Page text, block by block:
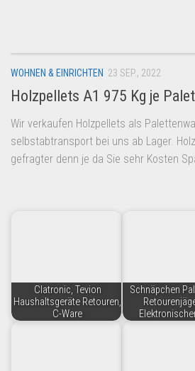
Amazon
Aldi
Lidl
Kostenlos verkaufen
WOHNEN & EINRICHTEN 23 SEP., 2022
Holzpellets A1 975 Kg je
Wir verkaufen Holzpellets als
selbstabtransport bei uns ab Lager.
gefragter denn je da Sie sehr Kosten
Clatronic, Tevion
Haushaltsgeräte Retouren,
C-Ware
Schnäpchen